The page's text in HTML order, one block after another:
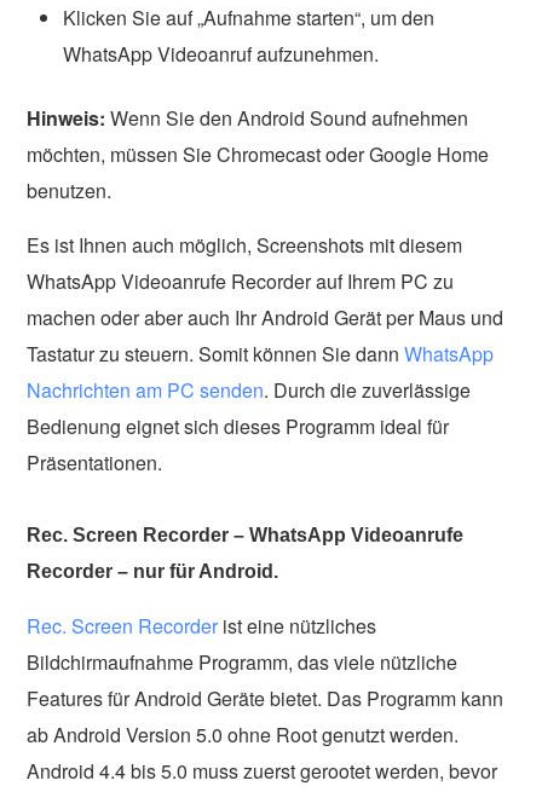
Klicken Sie auf „Aufnahme starten“, um den
WhatsApp Videoanruf aufzunehmen.
Hinweis: Wenn Sie den Android Sound aufnehmen
möchten, müssen Sie Chromecast oder Google Home
benutzen.
Es ist Ihnen auch möglich, Screenshots mit diesem
WhatsApp Videoanrufe Recorder auf Ihrem PC zu
machen oder aber auch Ihr Android Gerät per Maus und
Tastatur zu steuern. Somit können Sie dannWhatsApp
Nachrichten am PC senden. Durch die zuverlässige
Bedienung eignet sich dieses Programm ideal für
Präsentationen.
Rec. Screen Recorder – WhatsApp Videoanrufe
Recorder – nur für Android.
Rec. Screen Recorder ist eine nützliches
Bildchirmaufnahme Programm, das viele nützliche
Features für Android Geräte bietet. Das Programm kann
ab Android Version 5.0 ohne Root genutzt werden.
Android 4.4 bis 5.0 muss zuerst gerootet werden, bevor